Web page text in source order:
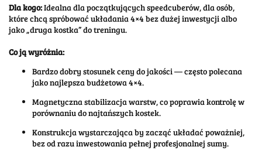
Dla kogo:Idealna dla początkujących speedcuberów, dla osób,
które chcą spróbować układania 4×4 bez dużej inwestycji albo
jako „druga kostka” do treningu.
Co ją wyróżnia:
Bardzo dobry stosunek ceny do jakości — często polecana
jako najlepsza budżetowa 4×4.
Magnetyczna stabilizacja warstw, co poprawia kontrolę w
porównaniu do najtańszych kostek.
Konstrukcja wystarczająca by zacząć układać poważniej,
bez od razu inwestowania pełnej profesjonalnej sumy.